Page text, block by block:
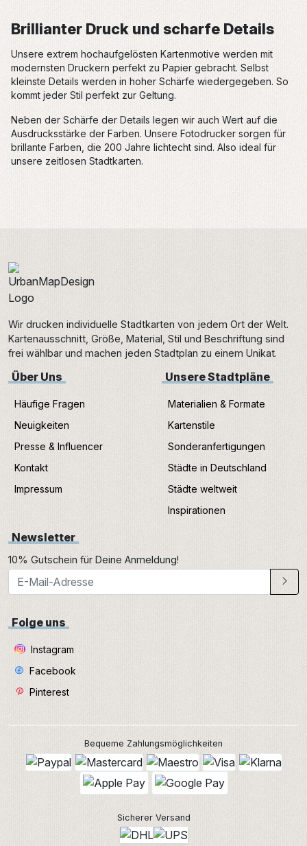
Brillianter Druck und scharfe Details
Unsere extrem hochaufgelösten Kartenmotive werden mit
modernsten Druckern perfekt zu Papier gebracht. Selbst
kleinste Details werden in hoher Schärfe wiedergegeben. So
kommt jeder Stil perfekt zur Geltung.
Neben der Schärfe der Details legen wir auch Wert auf die
Ausdrucksstärke der Farben. Unsere Fotodrucker sorgen für
brillante Farben, die 200 Jahre lichtecht sind. Also ideal für
unsere zeitlosen Stadtkarten.
Wir drucken individuelle Stadtkarten von jedem Ort der Welt.
Kartenausschnitt, Größe, Material, Stil und Beschriftung sind
frei wählbar und machen jeden Stadtplan zu einem Unikat.
Über Uns
Häufige Fragen
Neuigkeiten
Presse & Influencer
Kontakt
Impressum
Unsere Stadtpläne
Materialien & Formate
Kartenstile
Sonderanfertigungen
Städte in Deutschland
Städte weltweit
Inspirationen
Newsletter
10% Gutschein für Deine Anmeldung!
Folge uns
Instagram
Facebook
Pinterest
Bequeme Zahlungsmöglichkeiten
Sicherer Versand